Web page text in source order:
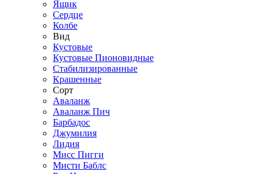
Ящик
Сердце
Колбе
Вид
Кустовые
Кустовые Пионовидные
Стабилизированные
Крашенные
Сорт
Аваланж
Аваланж Пич
Барбадос
Джумилия
Лидия
Мисс Пигги
Мисти Баблс